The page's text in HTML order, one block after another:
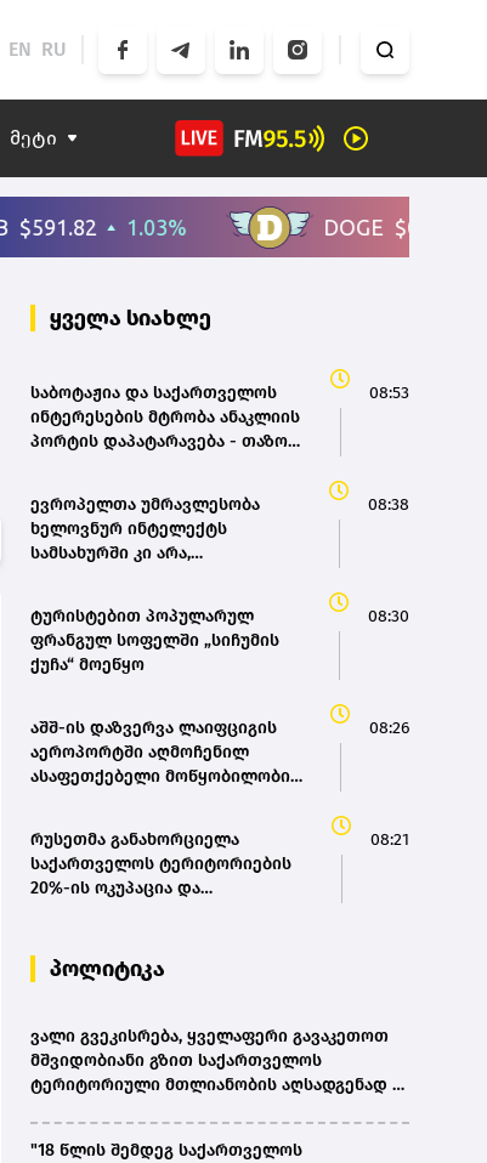
EN RU
მეტი
ყველა სიახლე
საბოტაჟია და საქართველოს
ინტერესების მტრობა ანაკლიის
პორტის დაპატარავება - თაზო
08:53
ევროპელთა უმრავლესობა
ხელოვნურ ინტელექტს
სამსახურში კი არა,
კვლევა
08:38
ტურისტებით პოპულარულ
ფრანგულ სოფელში „სიჩუმის
ქუჩა“ მოეწყო
08:30
აშშ-ის დაზვერვა ლაიფციგის
აეროპორტში აღმოჩენილ
ასაფეთქებელი მოწყობილობით
08:26
რუსეთმა განახორციელა
საქართველოს ტერიტორიების
20%-ის ოკუპაცია და
ვერანაირად ვერ გადაფარავს ამ
დანაშაულს, ეს იყო დანაშაული
კობახიძე
08:21
პოლიტიკა
ვალი გვეკისრება, ყველაფერი გავაკეთოთ
მშვიდობიანი გზით საქართველოს
ტერიტორიული მთლიანობის აღსადგენად -
"18 წლის შემდეგ საქართველოს